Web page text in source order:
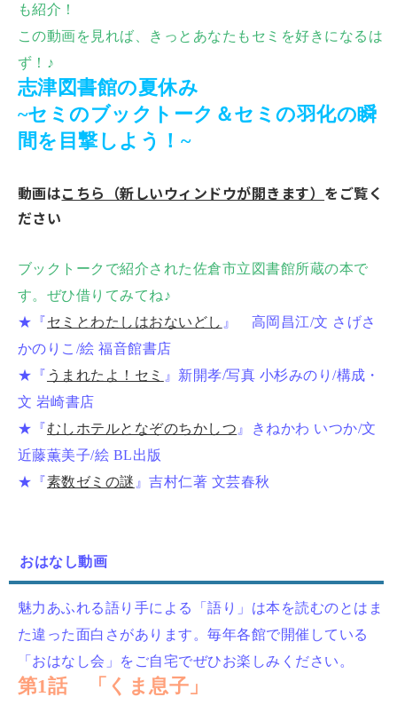
も紹介！
この動画を見れば、きっとあなたもセミを好きになるは
ず！♪
志津図書館の夏休み
~セミのブックトーク＆セミの羽化の瞬
間を目撃しよう！~
動画はこちら（新しいウィンドウが開きます） をご覧く
ださい
ブックトークで紹介された佐倉市立図書館所蔵の本で
す。ぜひ借りてみてね♪
★『セミとわたしはおないどし 』 高岡昌江/文 さげさ
かのりこ/絵 福音館書店
★『 うまれたよ！セミ 』新開孝/写真 小杉みのり/構成・
文 岩崎書店
★『むしホテルとなぞのちかしつ 』きねかわ いつか/文
近藤薫美子/絵 BL出版
★『素数ゼミの謎 』吉村仁著 文芸春秋
おはなし動画
魅力あふれる語り手による「語り」は本を読むのとはま
た違った面白さがあります。毎年各館で開催している
「おはなし会」をご自宅でぜひお楽しみください。
第1話 「くま息子」